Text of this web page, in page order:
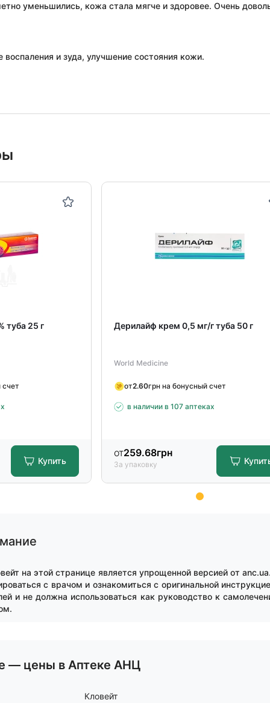
уменьшились, кожа стала мягче и здоровее. Очень
и зуда, улучшение состояния кожи.
туба 25 г
счет
Купить
Дерилайф крем 0,5 мг/г туба 50 г
World Medicine
от2.60грн на бонусный счет
в наличии в 107 аптеках
от259.68грн
За упаковку
на этой странице является упрощенной версией от
с врачом и ознакомиться с оригинальной
и не должна использоваться как руководство к
— цены в Аптеке АНЦ
Кловейт